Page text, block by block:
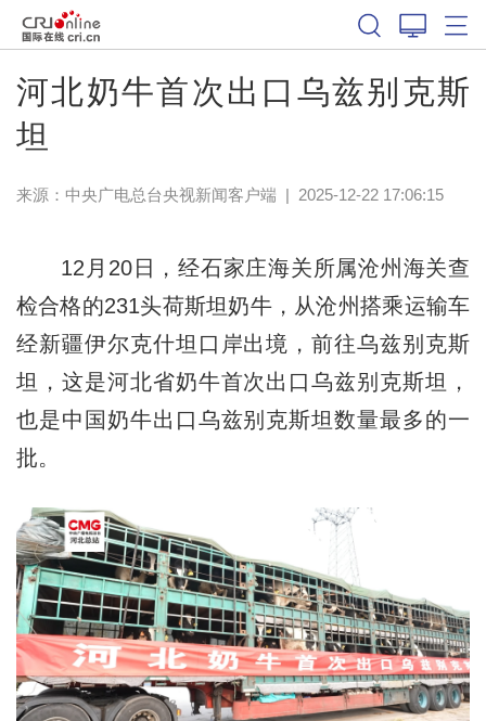
河北奶牛首次出口乌兹别克斯
坦
来源： 中央广电总台央视新闻客户端 | 2025-12-22 17:06:15
12月20日，经石家庄海关所属沧州海关查
检合格的231头荷斯坦奶牛，从沧州搭乘运输车
经新疆伊尔克什坦口岸出境，前往乌兹别克斯
坦，这是河北省奶牛首次出口乌兹别克斯坦，
也是中国奶牛出口乌兹别克斯坦数量最多的一
批。